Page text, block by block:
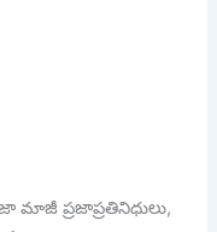
మాజీ ప్రజాప్రతినిధులు,